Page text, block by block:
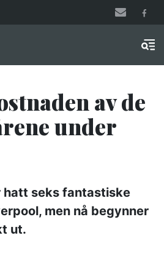
av de
under
hatt seks fantastiske
men nå begynner
ut.